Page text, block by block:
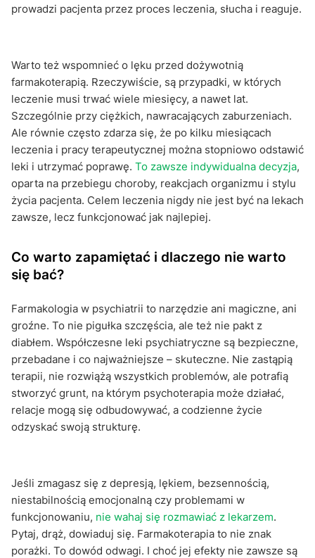
prowadzi pacjenta przez proces leczenia, słucha i reaguje.
Warto też wspomnieć o lęku przed dożywotnią
farmakoterapią. Rzeczywiście, są przypadki, w których
leczenie musi trwać wiele miesięcy, a nawet lat.
Szczególnie przy ciężkich, nawracających zaburzeniach.
Ale równie często zdarza się, że po kilku miesiącach
leczenia i pracy terapeutycznej można stopniowo odstawić
leki i utrzymać poprawę. To zawsze indywidualna decyzja,
oparta na przebiegu choroby, reakcjach organizmu i stylu
życia pacjenta. Celem leczenia nigdy nie jest być na lekach
zawsze, lecz funkcjonować jak najlepiej.
Co warto zapamiętać i dlaczego nie warto
się bać?
Farmakologia w psychiatrii to narzędzie ani magiczne, ani
groźne. To nie pigułka szczęścia, ale też nie pakt z
diabłem. Współczesne leki psychiatryczne są bezpieczne,
przebadane i co najważniejsze – skuteczne. Nie zastąpią
terapii, nie rozwiążą wszystkich problemów, ale potrafią
stworzyć grunt, na którym psychoterapia może działać,
relacje mogą się odbudowywać, a codzienne życie
odzyskać swoją strukturę.
Jeśli zmagasz się z depresją, lękiem, bezsennością,
niestabilnością emocjonalną czy problemami w
funkcjonowaniu, nie wahaj się rozmawiać z lekarzem.
Pytaj, drąż, dowiaduj się. Farmakoterapia to nie znak
porażki. To dowód odwagi. I choć jej efekty nie zawsze są